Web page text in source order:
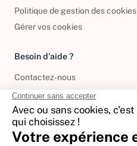
Politique de gestion des cookies
Gérer vos cookies
Besoin d'aide ?
Contactez-nous
International